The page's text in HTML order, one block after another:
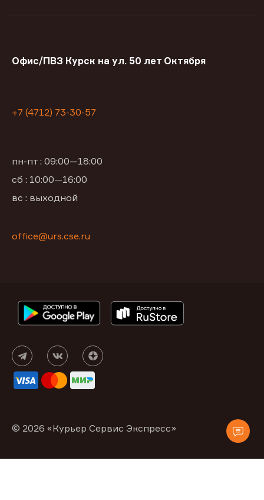
Офис/ПВЗ Курск на ул. 50 лет Октября
+7 (4712) 73-30-57
пн-пт : 09:00—18:00
сб : 10:00—16:00
вс : выходной
office@urs.cse.ru
© 2026 «Курьер Сервис Экспресс»